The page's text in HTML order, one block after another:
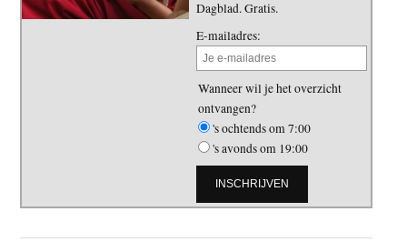
Dagblad. Gratis.
E-mailadres:
Wanneer wil je het overzicht
ontvangen?
's ochtends om 7:00
's avonds om 19:00